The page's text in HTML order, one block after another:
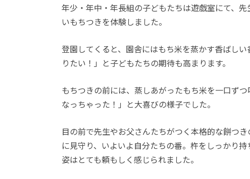
年少・年中・年長組の子どもたちは遊戯室にて、
いもちつきを体験しました。
登園してくると、園舎にはもち米を蒸かす香ばし
りたい！」と子どもたちの期待も高まります。
もちつきの前には、蒸しあがったもち米を一口ず
なっちゃった！」と大喜びの様子でした。
目の前で先生やお父さんたちがつく本格的な餅つ
に見守り、いよいよ自分たちの番。杵をしっかり
姿はとても頼もしく感じられました。